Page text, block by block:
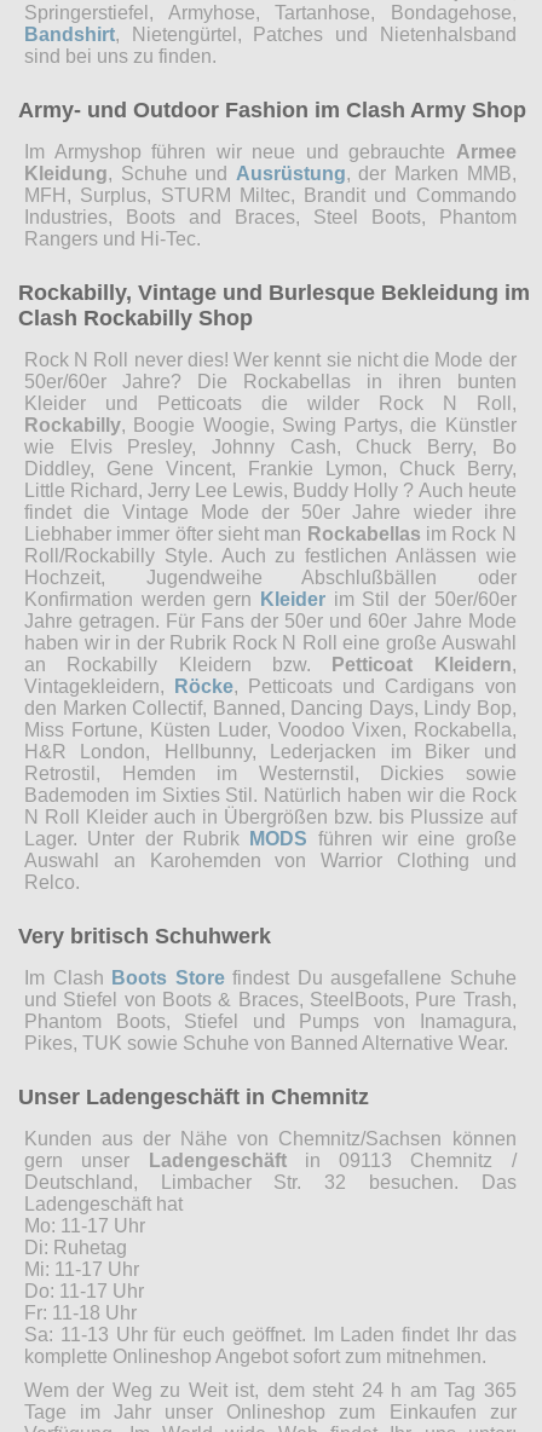
Springerstiefel, Armyhose, Tartanhose, Bondagehose,
Bandshirt, Nietengürtel, Patches und Nietenhalsband
sind bei uns zu finden.
Army- und Outdoor Fashion im Clash Army Shop
Im Armyshop führen wir neue und gebrauchte Armee
Kleidung, Schuhe und Ausrüstung, der Marken MMB,
MFH, Surplus, STURM Miltec, Brandit und Commando
Industries, Boots and Braces, Steel Boots, Phantom
Rangers und Hi-Tec.
Rockabilly, Vintage und Burlesque Bekleidung im
Clash Rockabilly Shop
Rock N Roll never dies! Wer kennt sie nicht die Mode der
50er/60er Jahre? Die Rockabellas in ihren bunten
Kleider und Petticoats die wilder Rock N Roll,
Rockabilly, Boogie Woogie, Swing Partys, die Künstler
wie Elvis Presley, Johnny Cash, Chuck Berry, Bo
Diddley, Gene Vincent, Frankie Lymon, Chuck Berry,
Little Richard, Jerry Lee Lewis, Buddy Holly ? Auch heute
findet die Vintage Mode der 50er Jahre wieder ihre
Liebhaber immer öfter sieht man Rockabellas im Rock N
Roll/Rockabilly Style. Auch zu festlichen Anlässen wie
Hochzeit, Jugendweihe Abschlußbällen oder
Konfirmation werden gern
Kleiderim Stil der 50er/60er
Jahre getragen. Für Fans der 50er und 60er Jahre Mode
haben wir in der Rubrik Rock N Roll eine große Auswahl
an Rockabilly Kleidern bzw.
Petticoat Kleidern,
Vintagekleidern,
Röcke, Petticoats und Cardigans von
den Marken Collectif, Banned, Dancing Days, Lindy Bop,
Miss Fortune, Küsten Luder, Voodoo Vixen, Rockabella,
H&R London, Hellbunny, Lederjacken im Biker und
Retrostil, Hemden im Westernstil, Dickies sowie
Bademoden im Sixties Stil. Natürlich haben wir die Rock
N Roll Kleider auch in Übergrößen bzw. bis Plussize auf
Lager. Unter der Rubrik
MODS führen wir eine große
Auswahl an Karohemden von Warrior Clothing und
Relco.
Very britisch Schuhwerk
Im Clash Boots Storefindest Du ausgefallene Schuhe
und Stiefel von Boots & Braces, SteelBoots, Pure Trash,
Phantom Boots, Stiefel und Pumps von Inamagura,
Pikes, TUK sowie Schuhe von Banned Alternative Wear.
Unser Ladengeschäft in Chemnitz
Kunden aus der Nähe von Chemnitz/Sachsen können
gern unser
Ladengeschäftin 09113 Chemnitz /
Deutschland, Limbacher Str. 32 besuchen. Das
Ladengeschäft hat
Mo: 11-17 Uhr
Di: Ruhetag
Mi: 11-17 Uhr
Do: 11-17 Uhr
Fr: 11-18 Uhr
Sa: 11-13 Uhr für euch geöffnet. Im Laden findet Ihr das
komplette Onlineshop Angebot sofort zum mitnehmen.
Wem der Weg zu Weit ist, dem steht 24 h am Tag 365
Tage im Jahr unser Onlineshop zum Einkaufen zur